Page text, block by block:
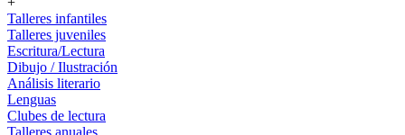
Talleres infantiles
Talleres juveniles
Escritura/Lectura
Dibujo / Ilustración
Análisis literario
Lenguas
Clubes de lectura
Talleres anuales